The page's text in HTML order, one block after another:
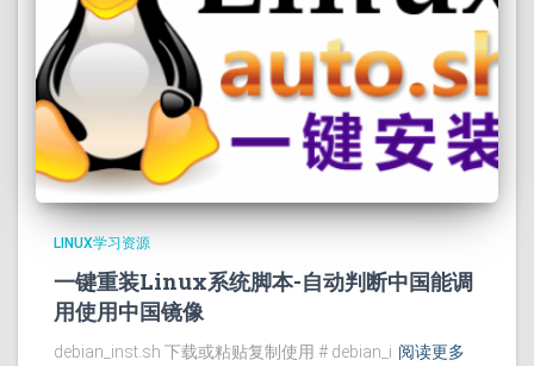
LINUX学习资源
一键重装Linux系统脚本-自动判断中国能调
用使用中国镜像
debian_inst.sh 下载或粘贴复制使用 # debian_i 阅读更多